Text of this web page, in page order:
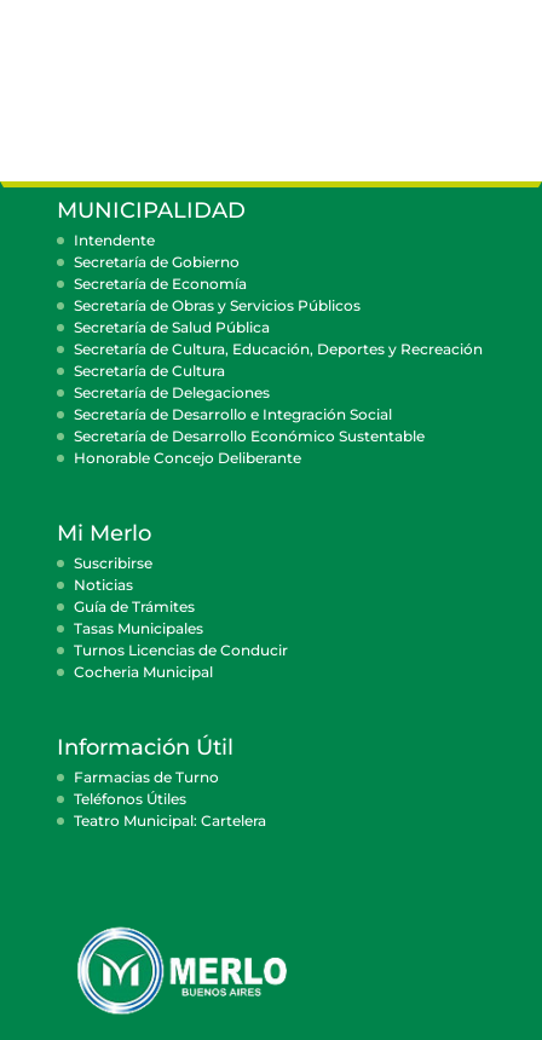
MUNICIPALIDAD
Intendente
Secretaría de Gobierno
Secretaría de Economía
Secretaría de Obras y Servicios Públicos
Secretaría de Salud Pública
Secretaría de Cultura, Educación, Deportes y Recreación
Secretaría de Cultura
Secretaría de Delegaciones
Secretaría de Desarrollo e Integración Social
Secretaría de Desarrollo Económico Sustentable
Honorable Concejo Deliberante
Mi Merlo
Suscribirse
Noticias
Guía de Trámites
Tasas Municipales
Turnos Licencias de Conducir
Cocheria Municipal
Información Útil
Farmacias de Turno
Teléfonos Útiles
Teatro Municipal: Cartelera